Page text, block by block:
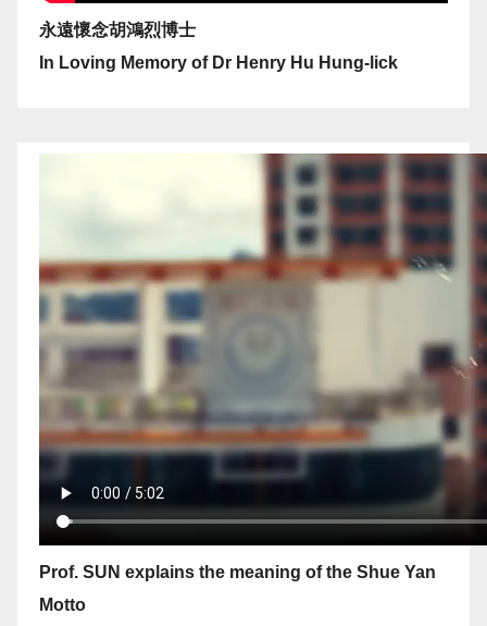
永遠懷念胡鴻烈博士
In Loving Memory of Dr Henry Hu Hung-lick
Prof. SUN explains the meaning of the Shue Yan
Motto